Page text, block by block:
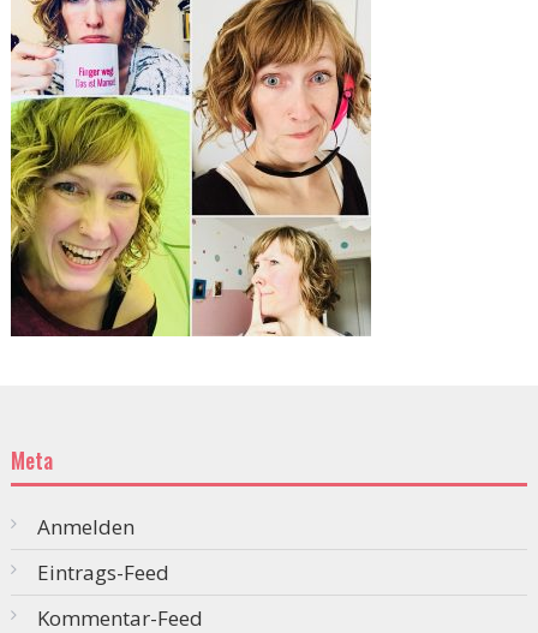
Meta
Anmelden
Eintrags-Feed
Kommentar-Feed